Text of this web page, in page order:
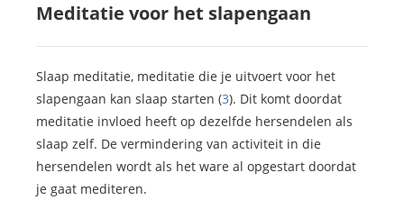
Meditatie voor het slapengaan
Slaap meditatie, meditatie die je uitvoert voor het
slapengaan kan slaap starten (3). Dit komt doordat
meditatie invloed heeft op dezelfde hersendelen als
slaap zelf. De vermindering van activiteit in die
hersendelen wordt als het ware al opgestart doordat
je gaat mediteren.